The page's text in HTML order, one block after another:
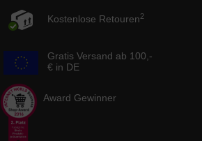
Kostenlose Retouren2
Gratis Versand ab 100,-
€ in DE
Award Gewinner